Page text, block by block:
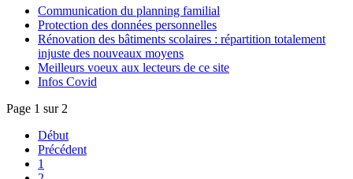
Communication du planning familial
Protection des données personnelles
Rénovation des bâtiments scolaires : répartition totalement
injuste des nouveaux moyens
Meilleurs voeux aux lecteurs de ce site
Infos Covid
Page 1 sur 2
Début
Précédent
1